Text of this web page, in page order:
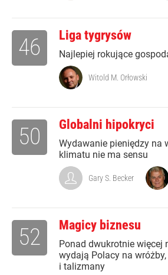
Liga tygrysów
Najlepiej rokujące
46
Witold M. Orłowski
Globalni hipokryci
Wydawanie pieniędzy na
klimatu nie ma sensu
50
Gary S. Becker
Magicy biznesu
Ponad dwukrotnie więcej
wydają Polacy na
i talizmany
52